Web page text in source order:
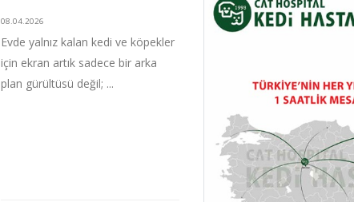
08.04.2026
Evde yalnız kalan kedi ve köpekler
için ekran artık sadece bir arka
plan gürültüsü değil; ...